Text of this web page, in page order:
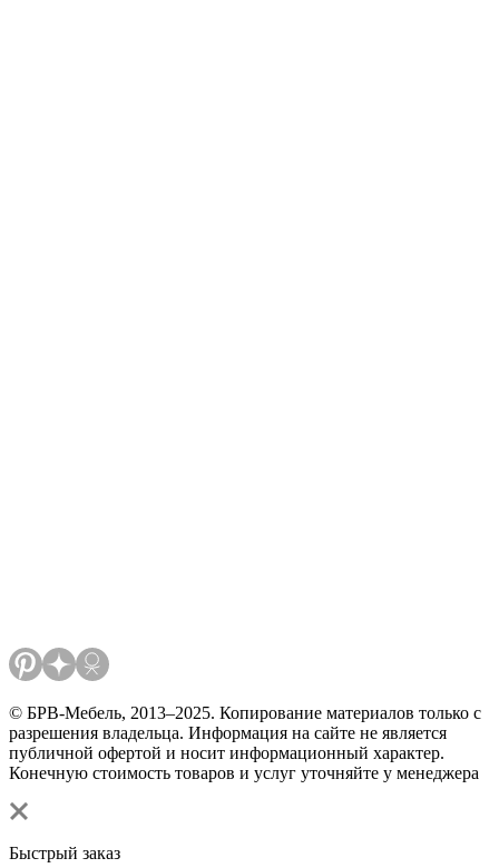
© БРВ-Мебель, 2013–2025. Копирование материалов только с
разрешения владельца. Информация на сайте не является
публичной офертой и носит информационный характер.
Конечную стоимость товаров и услуг уточняйте у менеджера
Быстрый заказ